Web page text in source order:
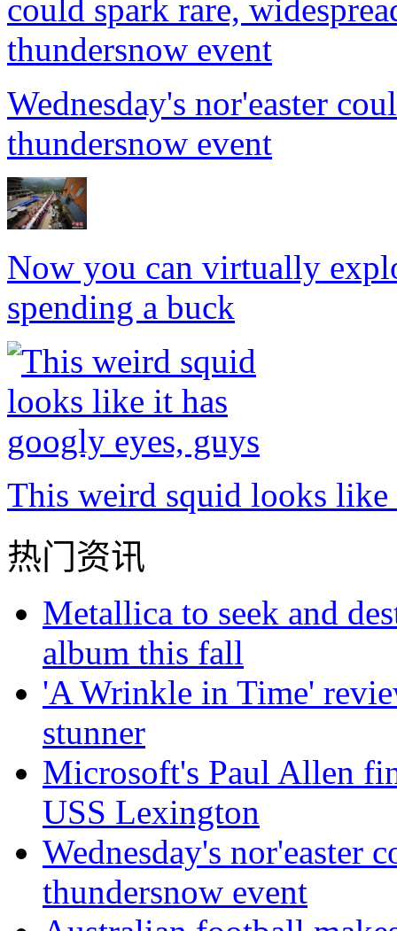
Wednesday's nor'easter
thundersnow event
Now you can virtually
spending a buck
This weird squid looks like
热门资讯
Metallica to seek and
album this fall
'A Wrinkle in Time'
stunner
Microsoft's Paul Allen
USS Lexington
Wednesday's nor'easter
thundersnow event